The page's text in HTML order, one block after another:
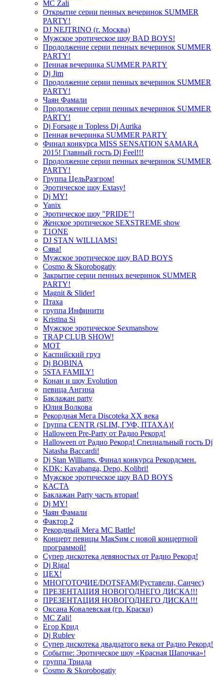
MC Zali
Открытие серии пенных вечеринок SUMMER
PARTY!
DJ NEJTRINO (г. Москва)
Мужское эротическое шоу BAD BOYS!
Продолжение серии пенных вечеринок SUMMER
PARTY!
Пенная вечеринка SUMMER PARTY
Dj Jim
Продолжение серии пенных вечеринок SUMMER
PARTY!
Чаян Фамали
Продолжение серии пенных вечеринок SUMMER
PARTY!
Dj Forsage и Topless Dj Aurika
Пенная вечеринка SUMMER PARTY
Финал конкурса MISS SENSATION SAMARA
2015! Главный гость Dj Feel!!!
Продолжение серии пенных вечеринок SUMMER
PARTY!
Группа ЦельРазгром!
Эротическое шоу Extasy!
Dj MY!
Yanix
Эротическое шоу "PRIDE"!
Женское эротическое SEXSTREME show
T1ONE
DJ STAN WILLIAMS!
Сява!
Мужское эротическое шоу BAD BOYS
Cosmo & Skorobogatiy
Закрытие серии пенных вечеринок SUMMER
PARTY!
Magnit & Slider!
Птаха
группа Инфинити
Kristina Si
Мужское эротическое Sexmanshow
TRAP CLUB SHOW!
МОТ
Каспийский груз
Dj BOBINA
5STA FAMILY!
Конан и шоу Evolution
певица Ангина
Баклажан party
Юлия Волкова
Рекордная Мега Discoteka XX века
Группа CENTR (SLIM, ГУФ, ПТАХА)!
Halloween Pre-Party от Радио Рекорд!
Halloween от Радио Рекорд! Специальный гость Dj
Natasha Baccardi!
Dj Stan Williams. Финал конкурса Рекордсмен.
KDK: Kavabanga, Depo, Kolibri!
Мужское эротическое шоу BAD BOYS
КАСТА
Баклажан Party часть вторая!
Dj MY!
Чаян Фамали
Фактор 2
Рекордный Мега МС Battle!
Концерт певицы МакSим с новой концертной
программой!
Супер дискотека девяностых от Радио Рекорд!
Dj Riga!
ЦЕХ!
МНОГОТОЧИЕ/DOTSFAM(Руставели, Санчес)
ПРЕЗЕНТАЦИЯ НОВОГОДНЕГО ДИСКА!!!
ПРЕЗЕНТАЦИЯ НОВОГОДНЕГО ДИСКА!!!
Оксана Ковалевская (гр. Краски)
MC Zali!
Егор Крид
Dj Rublev
Супер дискотека двадцатого века от Радио Рекорд!
Событие: Эротическое шоу «Красная Шапочка»!
группа Триада
Cosmo & Skorobogatiy